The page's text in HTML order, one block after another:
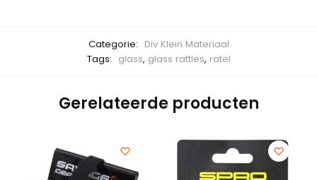
Categorie: Div Klein Materiaal
Tags: glass, glass rattles, ratel
Gerelateerde producten